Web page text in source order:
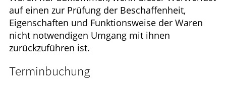
auf einen zur Prüfung der Beschaffenheit,
Eigenschaften und Funktionsweise der Waren
nicht notwendigen Umgang mit ihnen
zurückzuführen ist.
Terminbuchung